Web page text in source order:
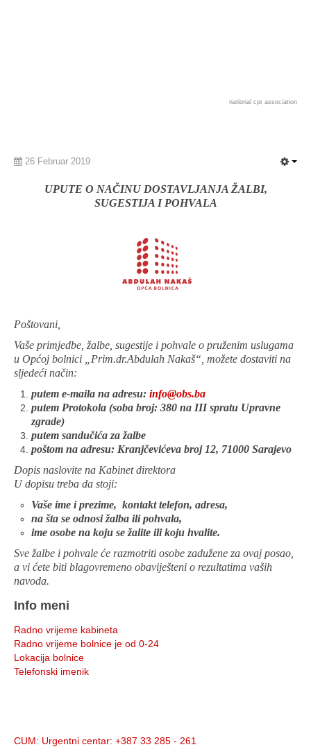
national cpr association
26 Februar 2019
UPUTE O NAČINU DOSTAVLJANJA ŽALBI,
SUGESTIJA I POHVALA
Poštovani,
Vaše primjedbe, žalbe, sugestije i pohvale o pruženim uslugama
u Općoj bolnici „Prim.dr.Abdulah Nakaš“, možete dostaviti na
sljedeći način:
putem e-maila na adresu: info@obs.ba
putem Protokola (soba broj: 380 na III spratu Upravne
zgrade)
putem sandučića za žalbe
poštom na adresu: Kranjčevićeva broj 12, 71000 Sarajevo
Dopis naslovite na Kabinet direktora
U dopisu treba da stoji:
Vaše ime i prezime, kontakt telefon, adresa,
na šta se odnosi žalba ili pohvala,
ime osobe na koju se žalite ili koju hvalite.
Sve žalbe i pohvale će razmotriti osobe zadužene za ovaj posao,
a vi ćete biti blagovremeno obaviješteni o rezultatima vaših
navoda.
Info meni
Radno vrijeme kabineta
Radno vrijeme bolnice je od 0-24
Lokacija bolnice
Telefonski imenik
CUM: Urgentni centar: +387 33 285 - 261